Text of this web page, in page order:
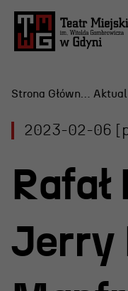
Scena
Bilety
Archiwum
2023-02-06
Jerry